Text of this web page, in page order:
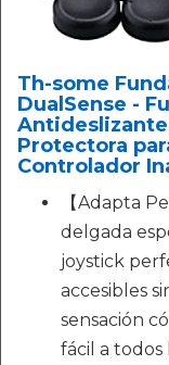
Th-some
DualSense -
Protectora
Controlador
【Adapta
delgada
joystick
accesibles
sensación
fácil a todos